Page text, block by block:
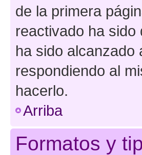
de la primera
reactivado ha
ha sido alcanzado
respondiendo al
hacerlo.
Arriba
Formatos y